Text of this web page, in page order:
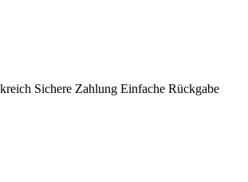
Sichere Zahlung Einfache Rückgabe